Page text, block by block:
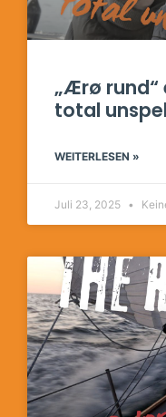
„Ærø rund“
total
WEITERLESEN »
Juli 23, 2025